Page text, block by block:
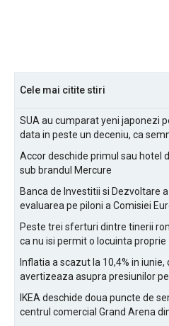
Cele mai citite stiri
SUA au cumparat yeni japonezi
data in peste un deceniu, ca
Accor deschide primul sau hotel
sub brandul Mercure
Banca de Investitii si Dezvoltare
evaluarea pe piloni a Comisiei
Peste trei sferturi dintre tinerii
ca nu isi permit o locuinta proprie
Inflatia a scazut la 10,4% in iunie,
avertizeaza asupra presiunilor
IKEA deschide doua puncte de
centrul comercial Grand Arena